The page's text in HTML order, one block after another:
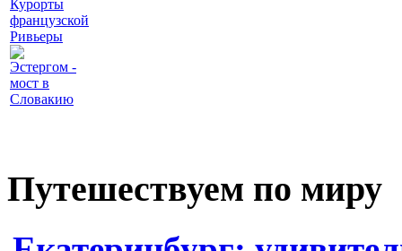
Курорты
французской
Ривьеры
Эстергом -
мост в
Словакию
Путешествуем по миру